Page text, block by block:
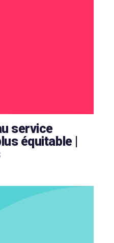
service
équitable |